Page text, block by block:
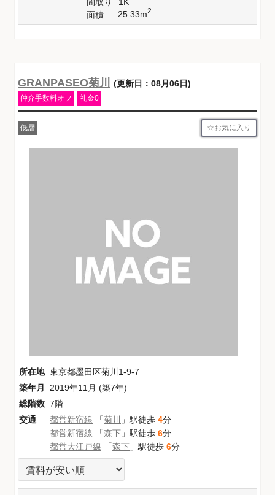
面積
25.33m2
GRANPASEO菊川 (更新日：08月06日)
仲介手数料オフ 礼金0
低層 お気に入り
所在地 東京都墨田区菊川1-9-7
築年月
2019年11月 (築7年)
総階数 7階
交通
都営新宿線 「菊川 」駅徒歩 4分
都営新宿線 「森下 」駅徒歩 6分
都営大江戸線 「森下 」駅徒歩 6分